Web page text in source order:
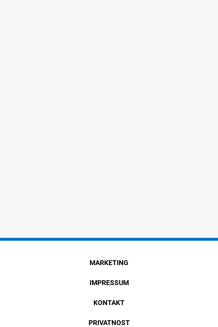
MARKETING
IMPRESSUM
KONTAKT
PRIVATNOST